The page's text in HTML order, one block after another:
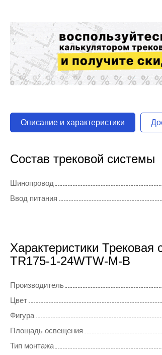
Описание и характеристики
Состав трековой системы
Шинопровод
Ввод питания
Характеристики
TR175-1-24WTW-M-B
Производитель
Цвет
Фигура
Площадь освещения
Тип монтажа